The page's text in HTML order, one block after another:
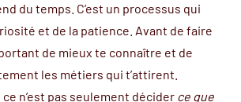
du temps. C’est un processus qui
et de la patience. Avant de faire
de mieux te connaître et de
les métiers qui t’attirent.
n’est pas seulement décider ce que